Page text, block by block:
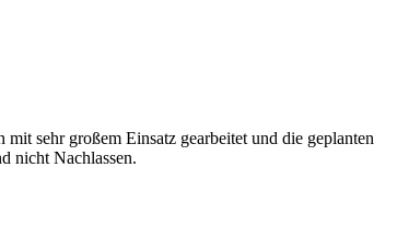
sehr großem Einsatz gearbeitet und die geplanten
nicht Nachlassen.